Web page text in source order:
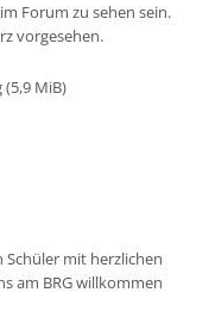
Forum zu sehen sein.
vorgesehen.
(5,9 MiB)
Schüler mit herzlichen
am BRG willkommen